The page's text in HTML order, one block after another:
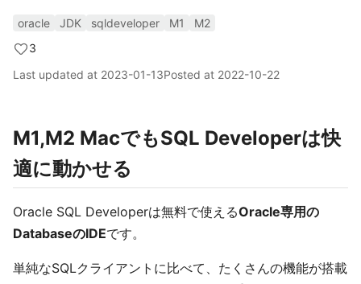
oracle JDK sqldeveloper M1
M2
3
Last updated at 2023-01-13Posted at 2022-10-22
M1,M2 MacでもSQL Developerは快
適に動かせる
Oracle SQL Developerは無料で使えるOracle専用の
DatabaseのIDEです。
単純なSQLクライアントに比べて、たくさんの機能が搭載